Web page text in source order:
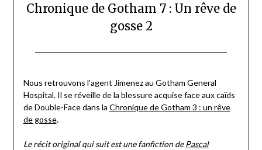
Chronique de Gotham 7 : Un rêve de
gosse 2
04/04/2024
Vanpée
Nous retrouvons l’agent Jimenez au Gotham General
Hospital. Il se réveille de la blessure acquise face aux caïds
de Double-Face dans la Chronique de Gotham 3 : un rêve
de gosse.
Le récit original qui suit est une fanfiction dePascal